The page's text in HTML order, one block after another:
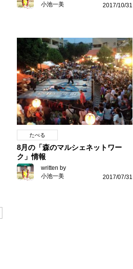
小池一美
2017/10/31
たべる
8月の「森のマルシェネットワー
ク」情報
written by
小池一美
2017/07/31